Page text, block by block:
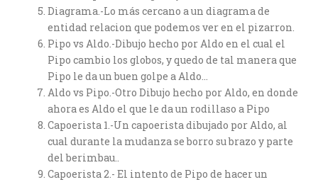
Diagrama.-Lo más cercano a un diagrama de
entidad relacion que podemos ver en el pizarron.
Pipo vs Aldo.-Dibujo hecho por Aldo en el cual el
Pipo cambio los globos, y quedo de tal manera que
Pipo le da un buen golpe a Aldo…
Aldo vs Pipo.-Otro Dibujo hecho por Aldo, en donde
ahora es Aldo el que le da un rodillaso a Pipo
Capoerista 1.-Un capoerista dibujado por Aldo, al
cual durante la mudanza se borro su brazo y parte
del berimbau..
Capoerista 2.- El intento de Pipo de hacer un